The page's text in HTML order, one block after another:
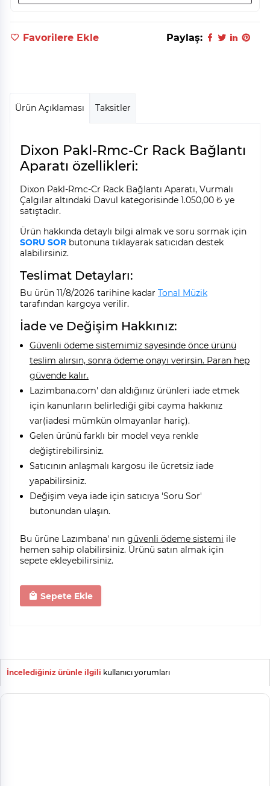
Favorilere Ekle Paylaş:
Ürün Açıklaması Taksitler
Dixon Pakl-Rmc-Cr Rack Bağlantı
Aparatı özellikleri:
Dixon Pakl-Rmc-Cr Rack Bağlantı Aparatı, Vurmalı
Çalgılar altındaki Davul kategorisinde 1.050,00 ₺ ye
satıştadır.
Ürün hakkında detaylı bilgi almak ve soru sormak için
SORU SOR butonuna tıklayarak satıcıdan destek
alabilirsiniz.
Teslimat Detayları:
Bu ürün 11/8/2026 tarihine kadar Tonal Müzik
tarafından kargoya verilir.
İade ve Değişim Hakkınız:
Güvenli ödeme sistemimiz sayesinde önce ürünü
teslim alırsın, sonra ödeme onayı verirsin. Paran hep
güvende kalır.
Lazimbana.com' dan aldığınız ürünleri iade etmek
için kanunların belirlediği gibi cayma hakkınız
var(iadesi mümkün olmayanlar hariç).
Gelen ürünü farklı bir model veya renkle
değiştirebilirsiniz.
Satıcının anlaşmalı kargosu ile ücretsiz iade
yapabilirsiniz.
Değişim veya iade için satıcıya 'Soru Sor'
butonundan ulaşın.
Bu ürüne Lazımbana' nın güvenli ödeme sistemi ile
hemen sahip olabilirsiniz. Ürünü satın almak için
sepete ekleyebilirsiniz.
Sepete Ekle
İncelediğiniz ürünle ilgili kullanıcı yorumları